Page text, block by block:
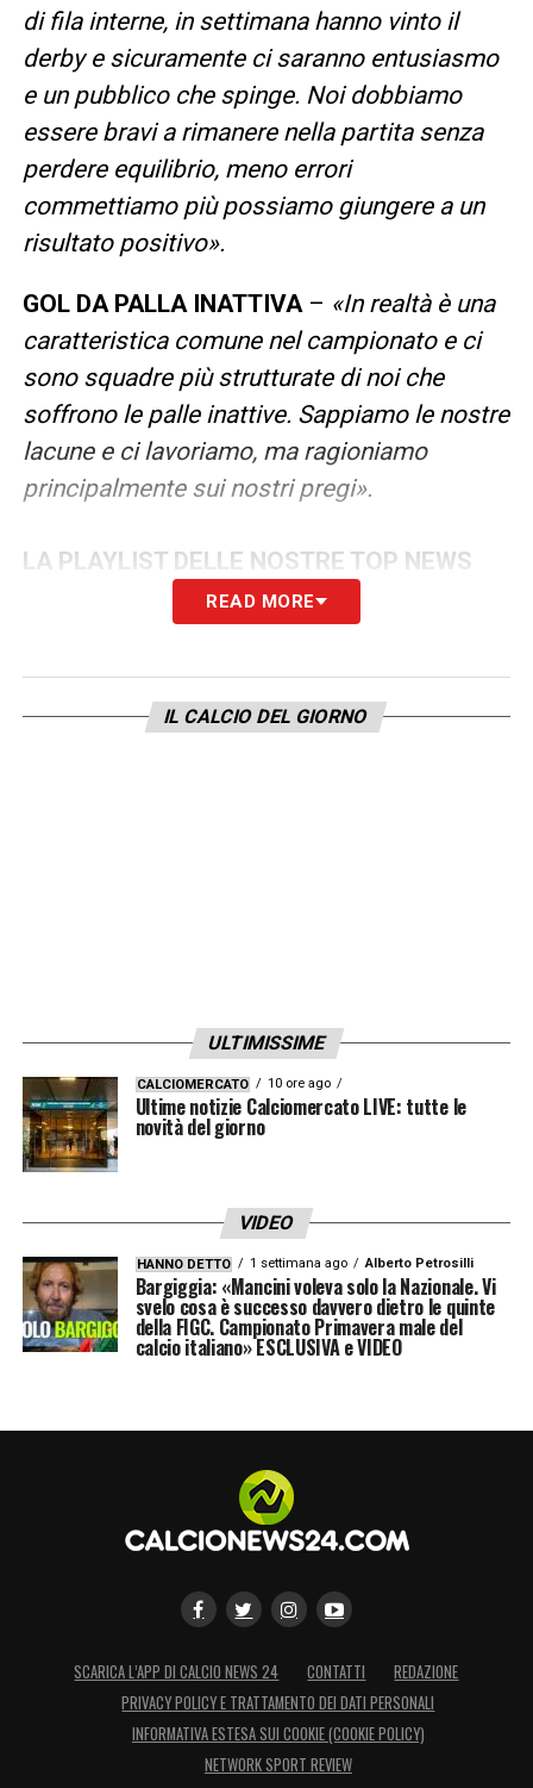
di fila interne, in settimana hanno vinto il
derby e sicuramente ci saranno entusiasmo
e un pubblico che spinge. Noi dobbiamo
essere bravi a rimanere nella partita senza
perdere equilibrio, meno errori
commettiamo più possiamo giungere a un
risultato positivo».
GOL DA PALLA INATTIVA – «In realtà è una
caratteristica comune nel campionato e ci
sono squadre più strutturate di noi che
soffrono le palle inattive. Sappiamo le nostre
lacune e ci lavoriamo, ma ragioniamo
principalmente sui nostri pregi».
LA PLAYLIST DELLE NOSTRE TOP NEWS
READ MORE
IL CALCIO DEL GIORNO
ULTIMISSIME
CALCIOMERCATO 10 ore ago
Ultime notizie Calciomercato LIVE: tutte le
novità del giorno
VIDEO
HANNO DETTO 1 settimana ago Alberto Petrosilli
Bargiggia: «Mancini voleva solo la Nazionale. Vi
svelo cosa è successo davvero dietro le quinte
della FIGC. Campionato Primavera male del
calcio italiano» ESCLUSIVA e VIDEO
SCARICA L’APP DI CALCIO NEWS 24 CONTATTI
REDAZIONE
PRIVACY POLICY E TRATTAMENTO DEI DATI PERSONALI
INFORMATIVA ESTESA SUI COOKIE (COOKIE POLICY)
NETWORK SPORT REVIEW